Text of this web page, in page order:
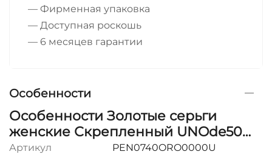
— Фирменная упаковка
— Доступная роскошь
— 6 месяцев гарантии
Особенности
Особенности Золотые серьги
женские Скрепленный UNOde50
Connected
Артикул
PEN0740ORO0000U